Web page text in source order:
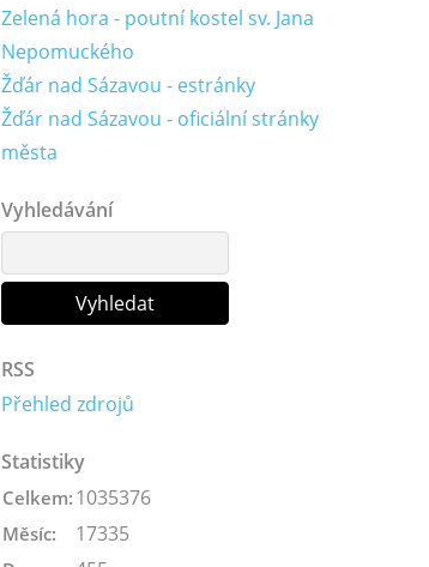
Zelená hora - poutní kostel sv. Jana
Nepomuckého
Žďár nad Sázavou - estránky
Žďár nad Sázavou - oficiální stránky
města
Vyhledávání
RSS
Přehled zdrojů
Statistiky
Celkem: 1035376
Měsíc: 17335